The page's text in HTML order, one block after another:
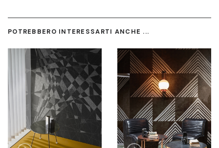
POTREBBERO INTERESSARTI ANCHE ...